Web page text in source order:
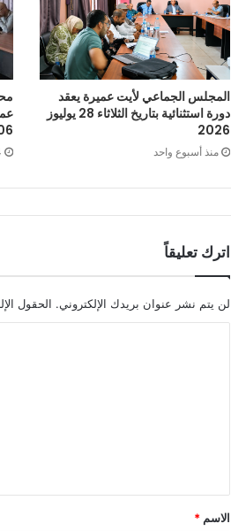
المجلس الجماعي لأيت عميرة يعقد
دورة استثنائية بتاريخ الثلاثاء 28 يوليوز
2026
منذ أسبوع واحد
06 ماي
اترك تعليقاً
لن يتم نشر عنوان بريدك الإلكتروني. الحقول
الاسم *